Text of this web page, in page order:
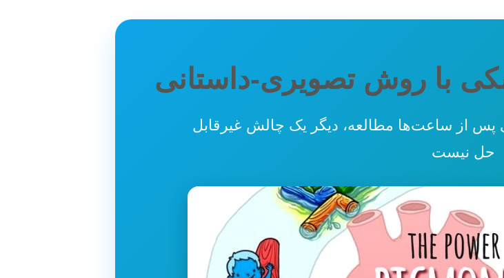
با روش تصویری-داستانی
از ساعت‌ها مطالعه، دیگر یک چالش غیرقابل
حل نیست